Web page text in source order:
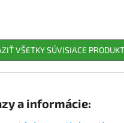
VŠETKY SÚVISIACE
a informácie: